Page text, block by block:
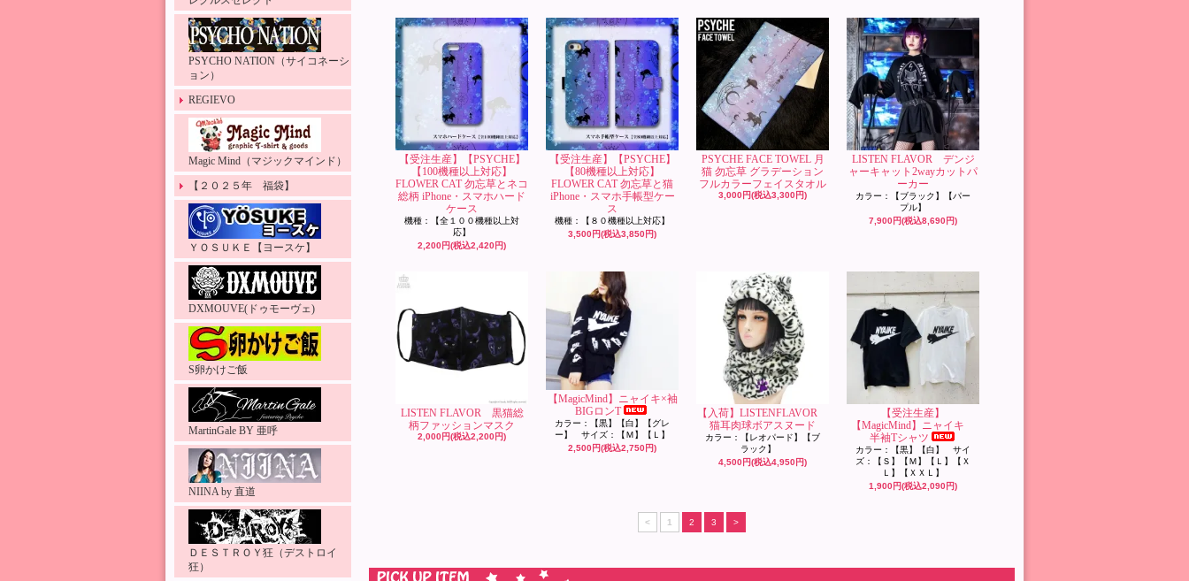
PSYCHO NATION（サイコネーシ
ョン）
REGIEVO
Magic Mind（マジックマインド）
【２０２５年 福袋】
ＹＯＳＵＫＥ【ヨースケ】
DXMOUVE(ドゥモーヴェ)
S卵かけご飯
MartinGale BY 亜呼
NIINA by 直道
ＤＥＳＴＲＯＹ狂（デストロイ
狂）
【受注生産】【PSYCHE】
【100機種以上対応】
FLOWER CAT 勿忘草とネコ
総柄 iPhone・スマホハード
ケース
機種：【全１００機種以上対
応】
2,200円(税込2,420円)
【受注生産】【PSYCHE】
【80機種以上対応】
FLOWER CAT 勿忘草と猫
iPhone・スマホ手帳型ケー
ス
機種：【８０機種以上対応】
3,500円(税込3,850円)
PSYCHE FACE TOWEL 月
猫 勿忘草 グラデーション
フルカラーフェイスタオル
3,000円(税込3,300円)
LISTEN FLAVOR デンジ
ャーキャット2wayカットパ
ーカー
カラー：【ブラック】【パー
プル】
7,900円(税込8,690円)
LISTEN FLAVOR 黒猫総
柄ファッションマスク
2,000円(税込2,200円)
【MagicMind】ニャイキ×袖
BIGロンT
カラー：【黒】【白】【グレ
ー】 サイズ：【Ｍ】【Ｌ】
2,500円(税込2,750円)
【入荷】LISTENFLAVOR
猫耳肉球ボアスヌード
カラー：【レオパード】【ブ
ラック】
4,500円(税込4,950円)
【受注生産】
【MagicMind】ニャイキ
半袖Tシャツ
カラー：【黒】【白】 サイ
ズ：【Ｓ】【Ｍ】【Ｌ】【Ｘ
Ｌ】【ＸＸＬ】
1,900円(税込2,090円)
< 1 2 3 >